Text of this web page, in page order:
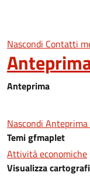
Nascondi Contatti
Anteprima
Nascondi
Temi gfmaplet
Attività economiche
Visualizza